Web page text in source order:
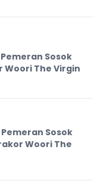
Sosok
Woori The Virgin
Sosok
Woori The